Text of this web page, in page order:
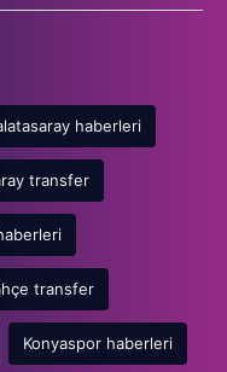
haberleri
transfer
transfer
Konyaspor haberleri